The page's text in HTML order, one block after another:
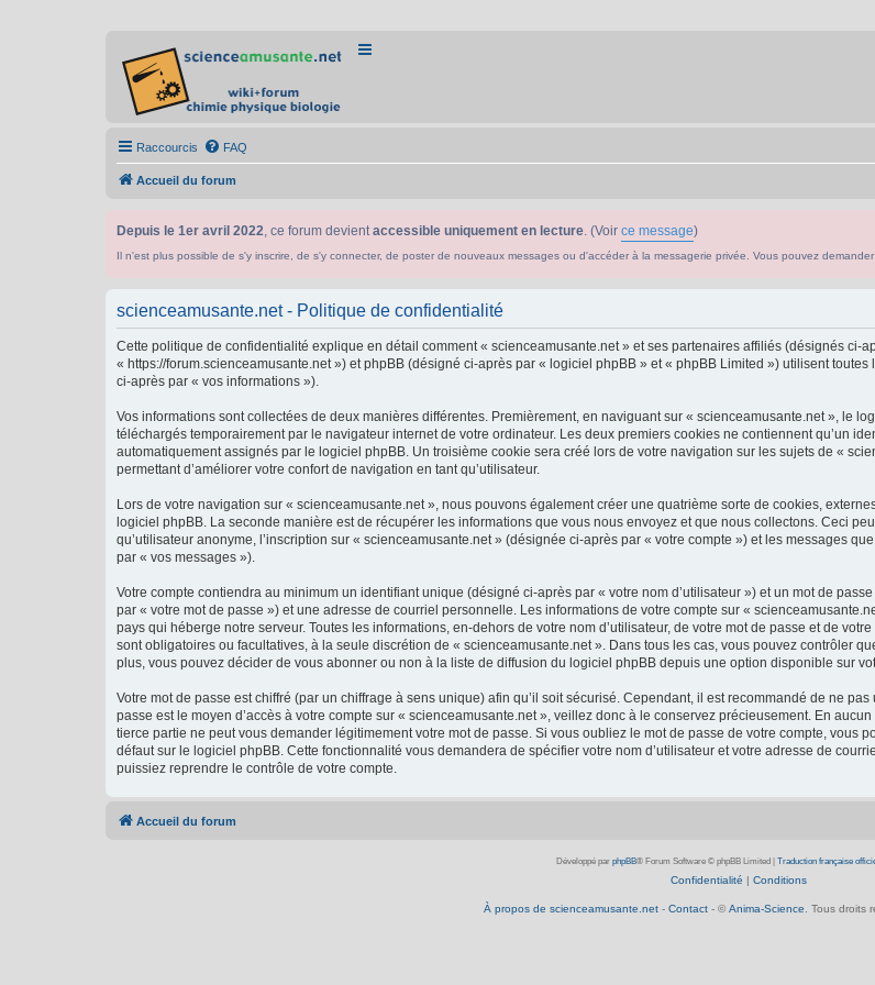
Raccourcis FAQ
Accueil du forum
Depuis le 1er avril 2022, ce forum devientaccessible uniquement en lecture. (Voir ce message)
Il n'est plus possible de s'y inscrire, de s'y connecter, de poster de nouveaux messages ou d'accéder à la messagerie privée. Vous pouvez
scienceamusante.net - Politique de confidentialité
Cette politique de confidentialité explique en détail comment « scienceamusante.net » et ses partenaires affiliés (désignés ci-
« https://forum.scienceamusante.net ») et phpBB (désigné ci-après par « logiciel phpBB » et « phpBB Limited ») utilisent
ci-après par « vos informations »).
Vos informations sont collectées de deux manières différentes. Premièrement, en naviguant sur « scienceamusante.net », le
téléchargés temporairement par le navigateur internet de votre ordinateur. Les deux premiers cookies ne contiennent qu’un
automatiquement assignés par le logiciel phpBB. Un troisième cookie sera créé lors de votre navigation sur les sujets de «
permettant d’améliorer votre confort de navigation en tant qu’utilisateur.
Lors de votre navigation sur « scienceamusante.net », nous pouvons également créer une quatrième sorte de cookies,
logiciel phpBB. La seconde manière est de récupérer les informations que vous nous envoyez et que nous collectons. Ceci
qu’utilisateur anonyme, l’inscription sur « scienceamusante.net » (désignée ci-après par « votre compte ») et les messages
par « vos messages »).
Votre compte contiendra au minimum un identifiant unique (désigné ci-après par « votre nom d’utilisateur ») et un mot de
par « votre mot de passe ») et une adresse de courriel personnelle. Les informations de votre compte sur «
pays qui héberge notre serveur. Toutes les informations, en-dehors de votre nom d’utilisateur, de votre mot de passe et de
sont obligatoires ou facultatives, à la seule discrétion de « scienceamusante.net ». Dans tous les cas, vous pouvez contrôler
plus, vous pouvez décider de vous abonner ou non à la liste de diffusion du logiciel phpBB depuis une option disponible sur
Votre mot de passe est chiffré (par un chiffrage à sens unique) afin qu’il soit sécurisé. Cependant, il est recommandé de ne
passe est le moyen d’accès à votre compte sur « scienceamusante.net », veillez donc à le conservez précieusement. En
tierce partie ne peut vous demander légitimement votre mot de passe. Si vous oubliez le mot de passe de votre compte, vous
défaut sur le logiciel phpBB. Cette fonctionnalité vous demandera de spécifier votre nom d’utilisateur et votre adresse de
puissiez reprendre le contrôle de votre compte.
Accueil du forum
Développé par phpBB® Forum Software © phpBB Limited Traduction française
Confidentialité | Conditions
À propos de scienceamusante.net- Contact- © Anima-Science . Tous droits